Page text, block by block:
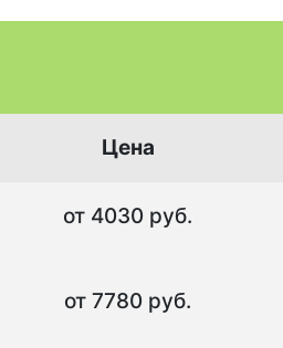
Цена
от 4030 руб.
от 7780 руб.